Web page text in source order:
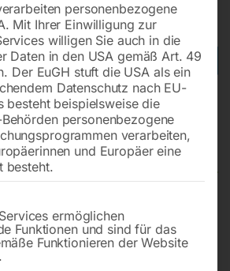
30 kVA – IP
23 für Hausbetrieb
75 PS
1500 UpM
personenbezogene
Mit Ihrer Einwilligung zur
willigen Sie auch in die
Daten in den USA gemäß Art. 49
Der EuGH stuft die USA als ein
Datenschutz nach EU-
besteht beispielsweise die
personenbezogene
verarbeiten,
und Europäer eine
besteht.
Service-Gruppen, für die eine
ermöglichen
Funktionen und sind für das
Funktionieren der Website